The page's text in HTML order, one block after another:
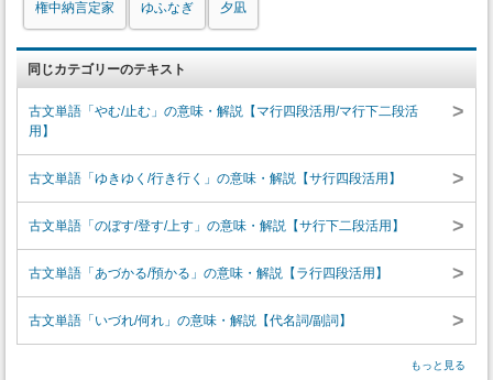
権中納言定家 ゆふなぎ 夕凪
同じカテゴリーのテキスト
古文単語「やむ/止む」の意味・解説【マ行四段活用/マ行下二段活
用】
>
古文単語「ゆきゆく/行き行く」の意味・解説【サ行四段活用】 >
古文単語「のぼす/登す/上す」の意味・解説【サ行下二段活用】 >
古文単語「あづかる/預かる」の意味・解説【ラ行四段活用】 >
古文単語「いづれ/何れ」の意味・解説【代名詞/副詞】 >
もっと見る